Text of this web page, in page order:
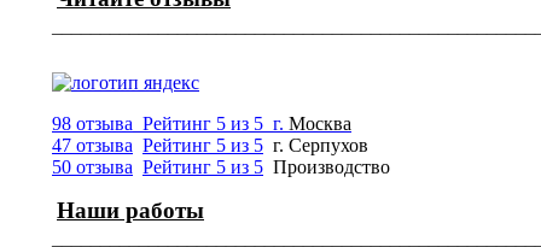
98 отзыва Рейтинг 5 из 5 г. Москва
47 отзыва Рейтинг 5 из 5 г. Серпухов
50 отзыва Рейтинг 5 из 5 Производство
Наши работы